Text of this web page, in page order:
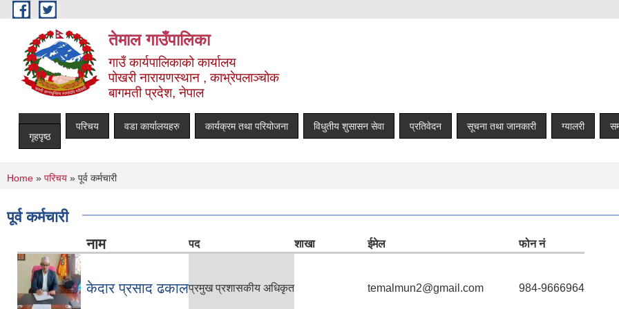
Skip to main content
तेमाल गाउँपालिका
गाउँ कार्यपालिकाको कार्यालय
पोखरी नारायणस्थान , काभ्रेपलाञ्चोक ‌‌‍‍‍‍‍‍
बागमती प्रदेश, नेपाल
गृहपृष्ठ
परिचय वडा कार्यालयहरु कार्यक्रम तथा परियोजना विधुतीय शुसासन सेवा प्रतिवेदन सूचना तथा जानकारी ग्यालरी
You are here
Home » परिचय » पूर्व कर्मचारी
पूर्व कर्मचारी
नाम पद शाखा ईमेल फोन नं
केदार प्रसाद ढकालप्रमुख प्रशासकीय अधिकृत temalmun2@gmail.com 984-9666964